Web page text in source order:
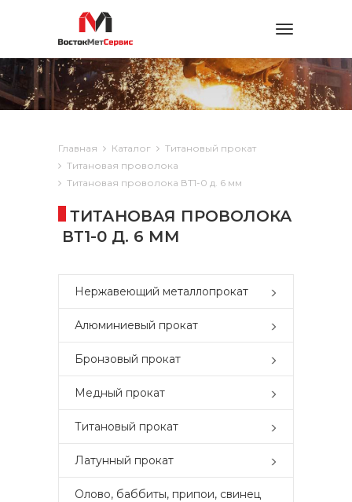
Toggle
Главная Каталог
Титановый прокат
Титановая проволока
Титановая проволока ВТ1-0 д. 6 мм
ТИТАНОВАЯ ПРОВОЛОКА
ВТ1-0 Д. 6 ММ
Нержавеющий металлопрокат
Алюминиевый прокат
Бронзовый прокат
Медный прокат
Титановый прокат
Латунный прокат
Олово, баббиты, припои, свинец